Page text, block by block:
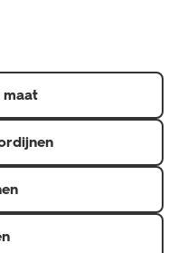
via 020
en
van gordijnen).